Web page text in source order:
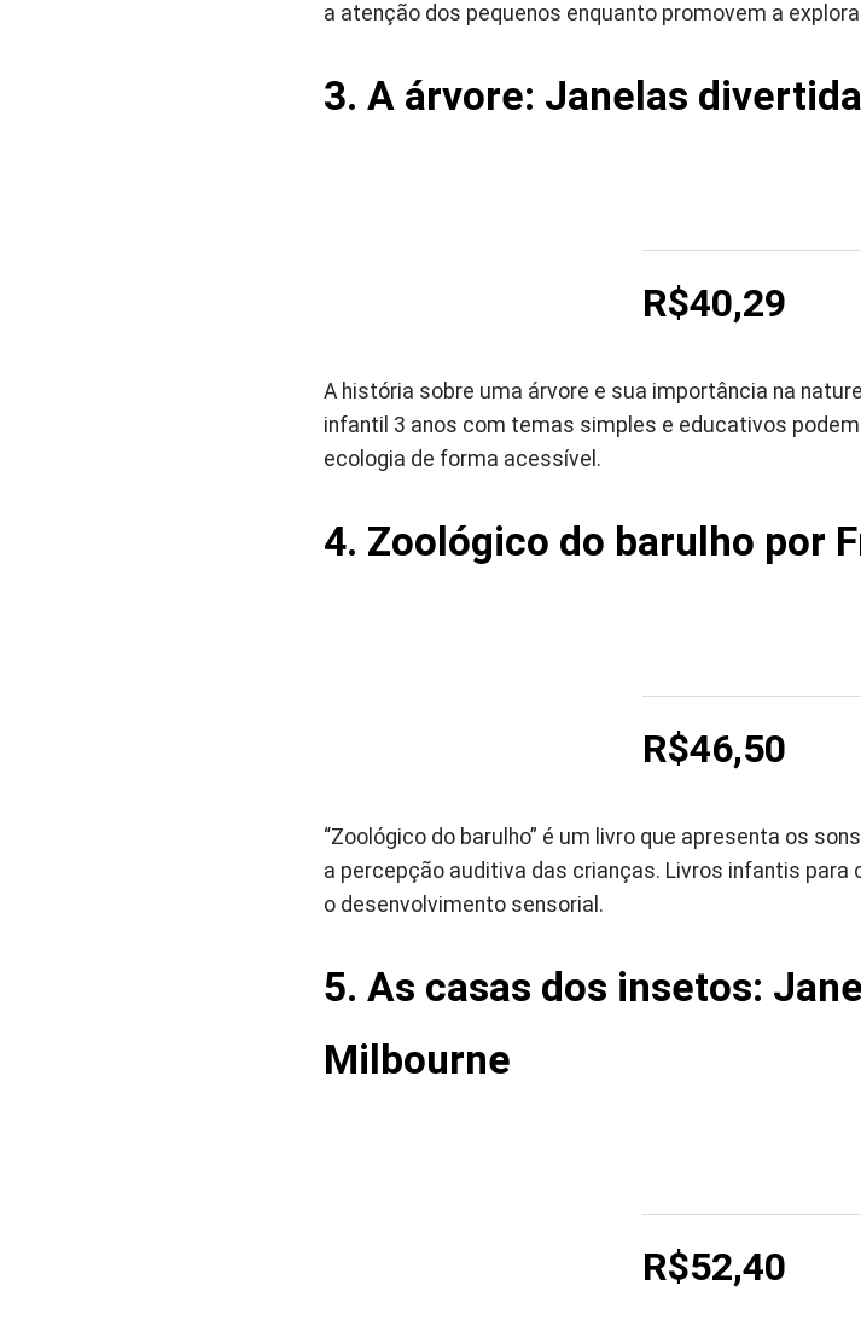
a atenção dos pequenos enquanto promovem a
3. A árvore: Janelas
R$40,29
A história sobre uma árvore e sua importância na
infantil 3 anos com temas simples e educativos
ecologia de forma acessível.
4. Zoológico do barulho por
R$46,50
“Zoológico do barulho” é um livro que apresenta os
a percepção auditiva das crianças. Livros infantis
o desenvolvimento sensorial.
5. As casas dos insetos:
Milbourne
R$52,40